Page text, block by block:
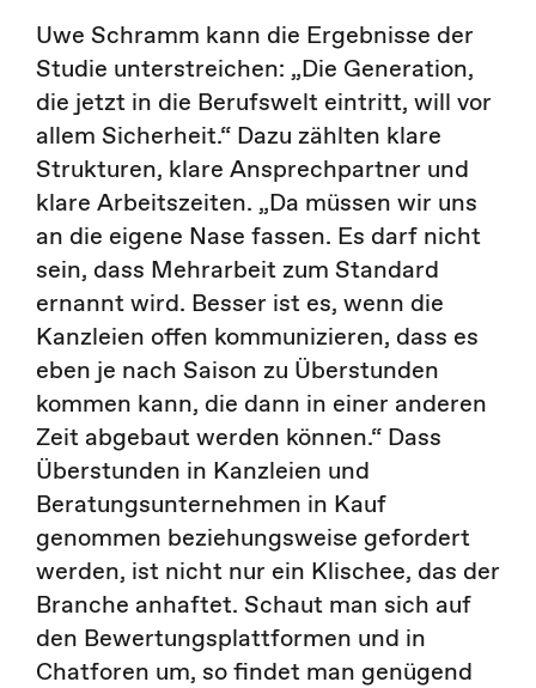
Uwe Schramm kann die Ergebnisse der
Studie unterstreichen: „Die Generation,
die jetzt in die Berufswelt eintritt, will vor
allem Sicherheit.“ Dazu zählten klare
Strukturen, klare Ansprechpartner und
klare Arbeitszeiten. „Da müssen wir uns
an die eigene Nase fassen. Es darf nicht
sein, dass Mehrarbeit zum Standard
ernannt wird. Besser ist es, wenn die
Kanzleien offen kommunizieren, dass es
eben je nach Saison zu Überstunden
kommen kann, die dann in einer anderen
Zeit abgebaut werden können.“ Dass
Überstunden in Kanzleien und
Beratungsunternehmen in Kauf
genommen beziehungsweise gefordert
werden, ist nicht nur ein Klischee, das der
Branche anhaftet. Schaut man sich auf
den Bewertungsplattformen und in
Chatforen um, so findet man genügend